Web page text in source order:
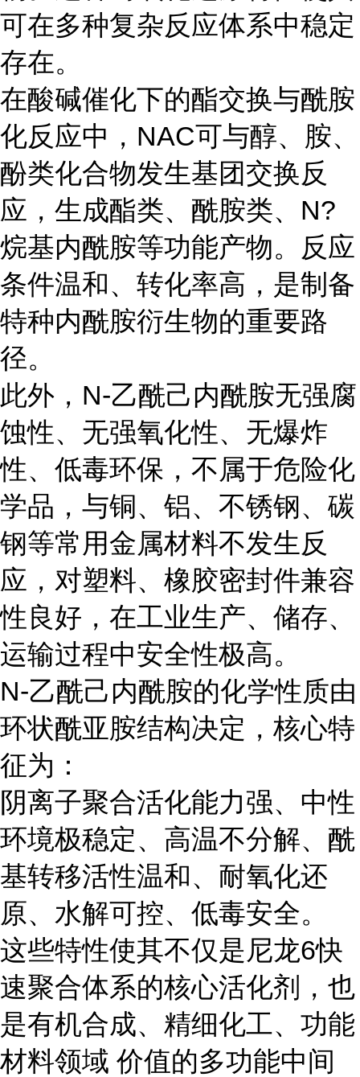
可在多种复杂反应体系中稳定
存在。
在酸碱催化下的酯交换与酰胺
化反应中，NAC可与醇、胺、
酚类化合物发生基团交换反
应，生成酯类、酰胺类、N?
烷基内酰胺等功能产物。反应
条件温和、转化率高，是制备
特种内酰胺衍生物的重要路
径。
此外，N-乙酰己内酰胺无强腐
蚀性、无强氧化性、无爆炸
性、低毒环保，不属于危险化
学品，与铜、铝、不锈钢、碳
钢等常用金属材料不发生反
应，对塑料、橡胶密封件兼容
性良好，在工业生产、储存、
运输过程中安全性极高。
N-乙酰己内酰胺的化学性质由
环状酰亚胺结构决定，核心特
征为：
阴离子聚合活化能力强、中性
环境极稳定、高温不分解、酰
基转移活性温和、耐氧化还
原、水解可控、低毒安全。
这些特性使其不仅是尼龙6快
速聚合体系的核心活化剂，也
是有机合成、精细化工、功能
材料领域 价值的多功能中间